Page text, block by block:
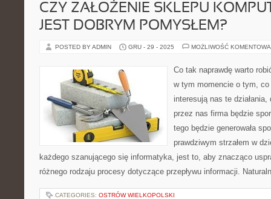
CZY ZAŁOŻENIE SKLEPU
JEST DOBRYM POMYSŁEM?
POSTED BY ADMIN GRU - 29 - 2025 MOŻLIWOŚĆ
Co tak naprawdę warto
w tym momencie o tym,
interesują nas te
przez nas firma będzie
tego będzie generowała
prawdziwym strzałem w
każdego szanującego się informatyka, jest to, aby znacząco
różnego rodzaju procesy dotyczące przepływu informacji.
CATEGORIES: OSTRÓW WIELKOPOLSKI